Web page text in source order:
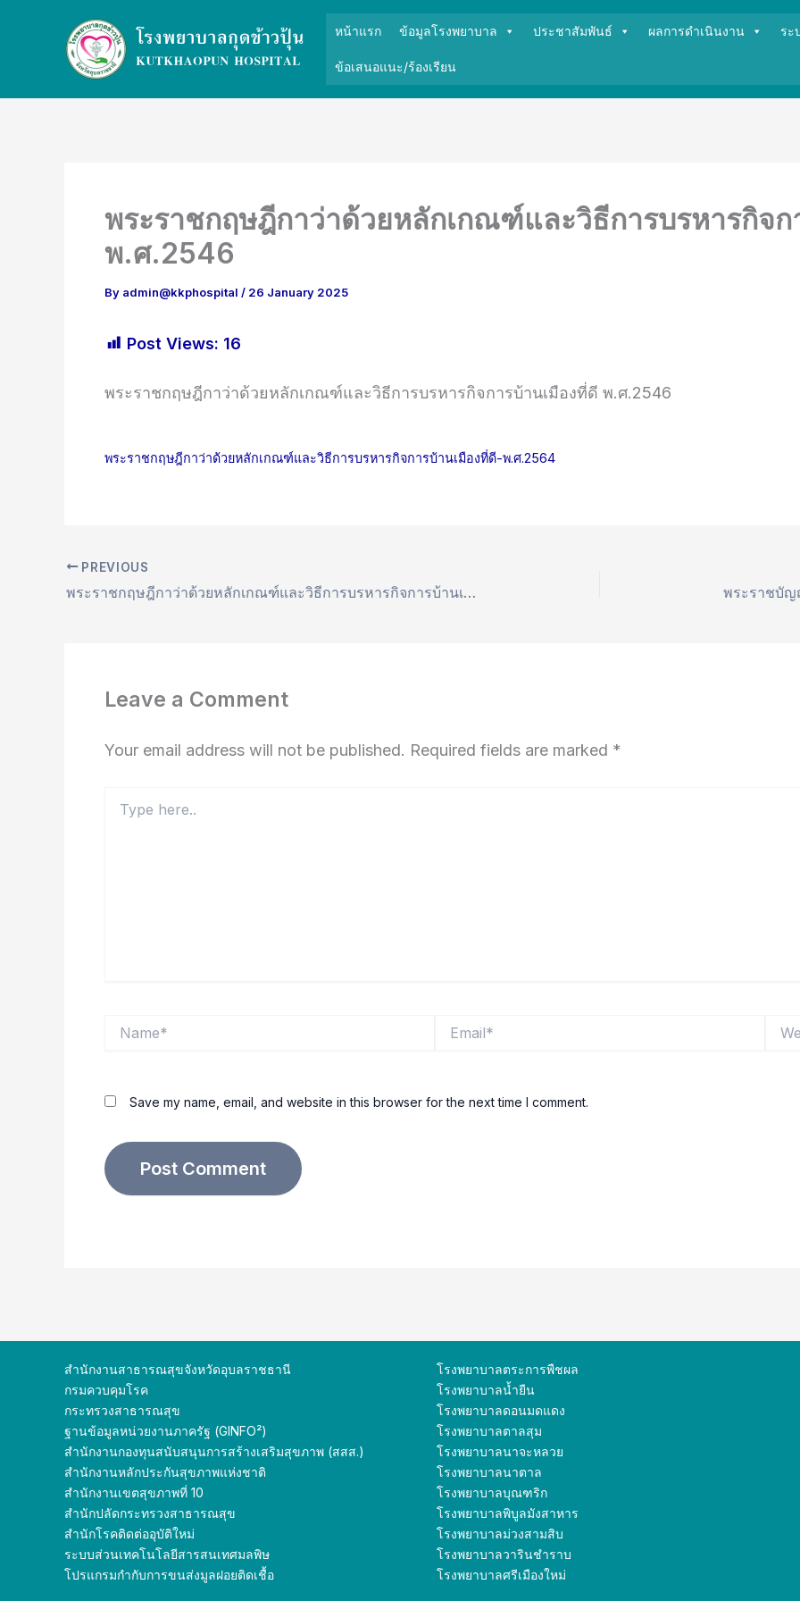
หน้าแรก ข้อมูลโรงพยาบาล ประชาสัมพันธ์ ผลการดำเนินงาน ระ
ข้อเสนอแนะ/ร้องเรียน
พระราชกฤษฎีกาว่าด้วยหลักเกณฑ์และวิธีการบรหารกิจก
พ.ศ.2546
By admin@kkphospital / 26 January 2025
Post Views: 16
พระราชกฤษฎีกาว่าด้วยหลักเกณฑ์และวิธีการบรหารกิจการบ้านเมืองที่ดี พ.ศ.2546
พระราชกฤษฎีกาว่าด้วยหลักเกณฑ์และวิธีการบรหารกิจการบ้านเมืองที่ดี-พ.ศ.2564
PREVIOUS
พระราชกฤษฎีกาว่าด้วยหลักเกณฑ์และวิธีการบรหารกิจการบ้านเมืองที่ดี (ฉบับที่ ๒) พ.ศ.2562 พระราชบัญ
Leave a Comment
Your email address will not be published. Required fields are marked *
here..
Save my name, email, and website in this browser for the next time I comment.
สำนักงานสาธารณสุขจังหวัดอุบลราชธานี
กรมควบคุมโรค
กระทรวงสาธารณสุข
ฐานข้อมูลหน่วยงานภาครัฐ (GINFO²)
สำนักงานกองทุนสนับสนุนการสร้างเสริมสุขภาพ (สสส.)
สำนักงานหลักประกันสุขภาพแห่งชาติ
สำนักงานเขตสุขภาพที่ 10
สำนักปลัดกระทรวงสาธารณสุข
สำนักโรคติดต่ออุบัติใหม่
ระบบส่วนเทคโนโลยีสารสนเทศมลพิษ
โปรแกรมกำกับการขนส่งมูลฝอยติดเชื้อ
โรงพยาบาลตระการพืชผล
โรงพยาบาลน้ำยืน
โรงพยาบาลดอนมดแดง
โรงพยาบาลตาลสุม
โรงพยาบาลนาจะหลวย
โรงพยาบาลนาตาล
โรงพยาบาลบุณฑริก
โรงพยาบาลพิบูลมังสาหาร
โรงพยาบาลม่วงสามสิบ
โรงพยาบาลวารินชำราบ
โรงพยาบาลศรีเมืองใหม่